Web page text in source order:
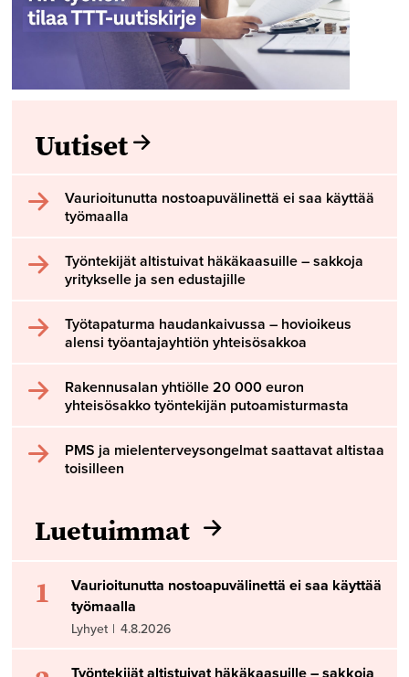
Uutiset
Vaurioitunutta nostoapuvälinettä ei saa käyttää
työmaalla
Työntekijät altistuivat häkäkaasuille – sakkoja
yritykselle ja sen edustajille
Työtapaturma haudankaivussa – hovioikeus
alensi työantajayhtiön yhteisösakkoa
Rakennusalan yhtiölle 20 000 euron
yhteisösakko työntekijän putoamisturmasta
PMS ja mielenterveysongelmat saattavat altistaa
toisilleen
Luetuimmat
1
Vaurioitunutta nostoapuvälinettä ei saa käyttää
työmaalla
Lyhyet | 4.8.2026
Työntekijät altistuivat häkäkaasuille – sakkoja